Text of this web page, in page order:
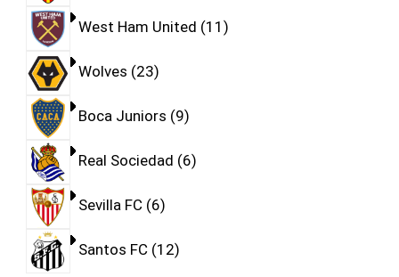
West Ham United 11
Wolves 23
Boca Juniors 9
Real Sociedad 6
Sevilla FC 6
Santos FC 12